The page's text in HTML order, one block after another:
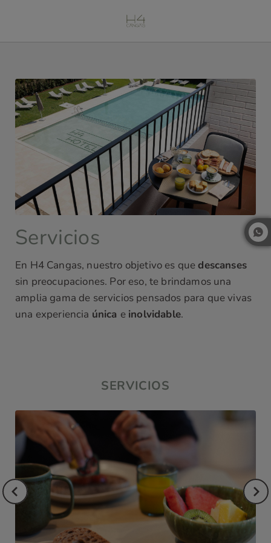
Servicios
En H4 Cangas, nuestro objetivo es quedescanses
sin preocupaciones. Por eso, te brindamos una
amplia gama de servicios pensados para que vivas
una experiencia única e inolvidable.
SERVICIOS